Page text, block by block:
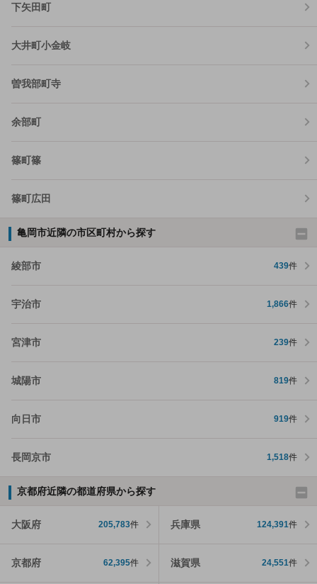
下矢田町
大井町小金岐
曽我部町寺
余部町
篠町篠
篠町広田
亀岡市近隣の市区町村から探す
綾部市 439件
宇治市 1,866件
宮津市 239件
城陽市 819件
向日市 919件
長岡京市 1,518件
京都府近隣の都道府県から探す
大阪府 205,783件 兵庫県 124,391件
京都府 62,395件 滋賀県 24,551件